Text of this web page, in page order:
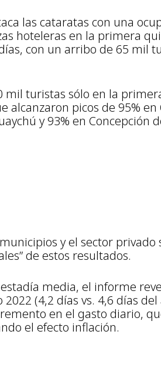
las cataratas con una
hoteleras en la primera
con un arribo de 65 mil
mil turistas sólo en la
alcanzaron picos de 95% en
y 93% en Concepción
y el sector privado
de estos resultados.
media, el informe
(4,2 días vs. 4,6 días del
en el gasto diario,
el efecto inflación.